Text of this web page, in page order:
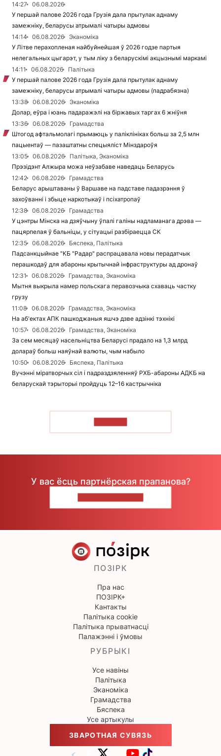
14:27
06.08.2026
У першай палове 2026 года Грузія дала прытулак аднаму
замежніку, беларусы атрымалі чатыры адмовы
14:14
06.08.2026
Эканоміка
У Літве перахопленая найбуйнейшая ў 2026 годзе партыя
нелегальных цыгарэт, у тым ліку з беларускімі акцызнымі маркамі
14:11
06.08.2026
Палітыка
У першай палове 2026 года Грузія дала прытулак аднаму
замежніку, беларусы атрымалі чатыры адмовы (падрабязна)
13:38
06.08.2026
Эканоміка
Долар, еўра і юань падаражэлі на біржавых таргах 6 жніўня
13:36
06.08.2026
Грамадства
Штогод афтальмолагі прымаюць у паліклініках больш за 2,5 млн
пацыентаў — пазаштатны спецыяліст Мінздароўя
13:05
06.08.2026
Палітыка, Эканоміка
Прэзідэнт Алжыра можа неўзабаве наведаць Беларусь
12:42
06.08.2026
Грамадства
Беларус арыштаваны ў Варшаве на падставе падазрэння ў
захоўванні і збыце наркотыкаў і псіхатропаў
12:38
06.08.2026
Грамадства
У цэнтры Мінска на дзяўчыну ўпалі галіны надламанага дрэва —
пацярпелая ў бальніцы, у сітуацыі разбіраецца СК
12:35
06.08.2026
Бяспека, Палітыка
Падсанкцыйнае "КБ "Радар" распрацавала новы перадатчык
перашкодаў для абароны крытычнай інфраструктуры ад дронаў
12:31
06.08.2026
Грамадства, Эканоміка
Мытня выкрыла намер польскага перавозчыка схаваць частку
грузу
11:08
06.08.2026
Грамадства, Эканоміка
На аб'ектах АПК пашкоджаныя яшчэ дзве адзінкі тэхнікі
10:57
06.08.2026
Грамадства, Эканоміка
За сем месяцаў насельніцтва Беларусі прадало на 1,3 млрд
долараў больш наяўнай валюты, чым набыло
10:50
06.08.2026
Бяспека, Палітыка
Вучэнні міратворчых сіл і падраздзяленняў РХБ-абароны АДКБ на
беларускай тэрыторыі пройдуць 12–16 кастрычніка
У вас ёсць партнёрская прапанова?
ПОЗІРК
Пра нас
ПОЗІРК+
Кантакты
Палітыка cookie
Палітыка прыватнасці
Палажэнні і ўмовы
РУБРЫКІ
Усе навіны
Палітыка
Эканоміка
Грамадства
Бяспека
Усе артыкулы
ЗВАРОТНАЯ СУВЯЗЬ